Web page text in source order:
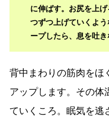
に伸ばす。お尻を上
つずつ上げていくよ
ープしたら、息を吐き
背中まわりの筋肉をほ
アップします。その体
ていくころ。眠気を逃